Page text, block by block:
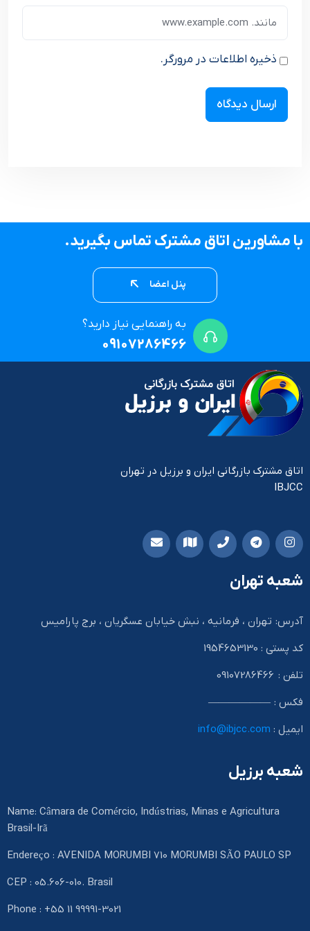
ذخیره اطلاعات در مرورگر.
با مشاورین اتاق مشترک تماس بگیرید.
پنل اعضا
به راهنمایی نیاز دارید؟
09107286466
اتاق مشترک بازرگانی ایران و برزیل در تهران
IBJCC
شعبه تهران
آدرس: تهران ، فرمانیه ، نبش خیابان عسگریان ، برج پارامیس
کد پستی : 1954653130
تلفن : 09107286466
فکس : ——————
ایمیل : info@ibjcc.com
شعبه برزیل
Name: Câmara de Comércio, Indústrias, Minas e Agricultura
Brasil-Irã
Endereço : AVENIDA MORUMBI 710 MORUMBI SÃO PAULO SP
CEP : 05.606-010. Brasil
Phone : +55 11 99991-3021